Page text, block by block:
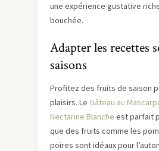
une expérience gustative
bouchée.
Adapter les recettes
saisons
Profitez des fruits de saison
plaisirs. Le Gâteau au
Nectarine Blanche est parfait
que des fruits comme les
poires sont idéaux pour